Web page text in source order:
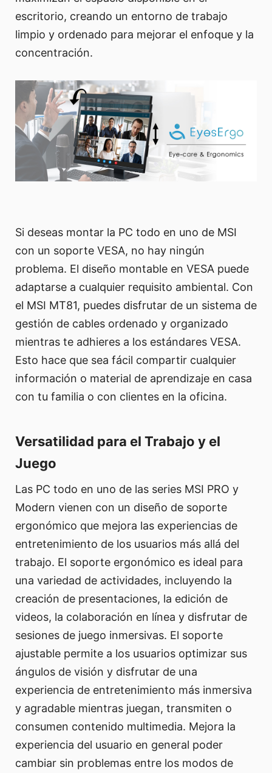
escritorio, creando un entorno de trabajo
limpio y ordenado para mejorar el enfoque y la
concentración.
Si deseas montar la PC todo en uno de MSI
con un soporte VESA, no hay ningún
problema. El diseño montable en VESA puede
adaptarse a cualquier requisito ambiental. Con
el MSI MT81, puedes disfrutar de un sistema de
gestión de cables ordenado y organizado
mientras te adhieres a los estándares VESA.
Esto hace que sea fácil compartir cualquier
información o material de aprendizaje en casa
con tu familia o con clientes en la oficina.
Versatilidad para el Trabajo y el
Juego
Las PC todo en uno de las series MSI PRO y
Modern vienen con un diseño de soporte
ergonómico que mejora las experiencias de
entretenimiento de los usuarios más allá del
trabajo. El soporte ergonómico es ideal para
una variedad de actividades, incluyendo la
creación de presentaciones, la edición de
videos, la colaboración en línea y disfrutar de
sesiones de juego inmersivas. El soporte
ajustable permite a los usuarios optimizar sus
ángulos de visión y disfrutar de una
experiencia de entretenimiento más inmersiva
y agradable mientras juegan, transmiten o
consumen contenido multimedia. Mejora la
experiencia del usuario en general poder
cambiar sin problemas entre los modos de